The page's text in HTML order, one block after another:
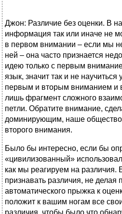
Джон: Различие без оценки. В
информация так или иначе не
в первом внимании – если мы
ней – она часто признается
идею только с первым
язык, значит так и не
первым и вторым вниманием и
лишь фрагмент сложного
петли. Обратите внимание,
доминирующим, наше
второго внимания.
Было бы интересно, если бы
«цивилизованный»
как мы реагируем на различия.
признавать различия, не делая
автоматического прыжка к
положит к вашим ногам все